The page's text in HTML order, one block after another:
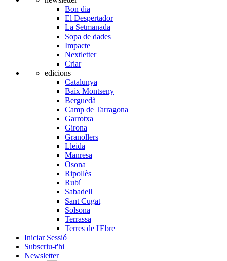
Bon dia
El Despertador
La Setmanada
Sopa de dades
Impacte
Nextletter
Criar
edicions
Catalunya
Baix Montseny
Berguedà
Camp de Tarragona
Garrotxa
Girona
Granollers
Lleida
Manresa
Osona
Ripollès
Rubí
Sabadell
Sant Cugat
Solsona
Terrassa
Terres de l'Ebre
Iniciar Sessió
Subscriu-t'hi
Newsletter